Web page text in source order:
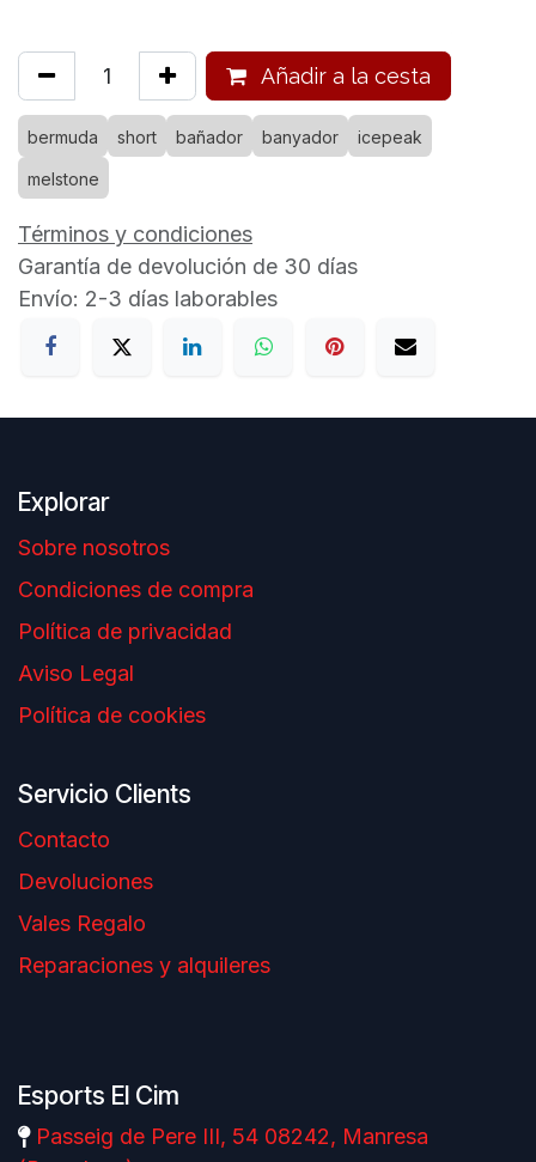
Añadir a la cesta
bermuda short bañador banyador icepeak
melstone
Términos y condiciones
Garantía de devolución de 30 días
Envío: 2-3 días laborables
Explorar
Sobre nosotros
Condiciones de compra
Política de privacidad
Aviso Legal
Política de cookies
Servicio Clients
Contacto
Devoluciones
Vales Regalo
Reparaciones y alquileres
Esports El Cim
Passeig de Pere III, 54 08242, Manresa